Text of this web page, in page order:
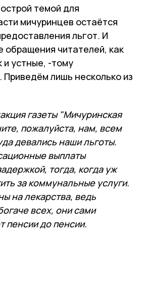
темой для
мичуринцев остаётся
льгот. И
обращения читателей, как
и устные, -тому
лишь несколько из
газеты "Мичуринская
пожалуйста, нам, всем
девались наши льготы.
выплаты
тогда, когда уж
за коммунальные услуги.
на лекарства, ведь
всех, они сами
пенсии до пенсии.